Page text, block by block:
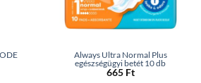
Always Ultra Normal Plus
egészségügyi betét 10 db
665 Ft